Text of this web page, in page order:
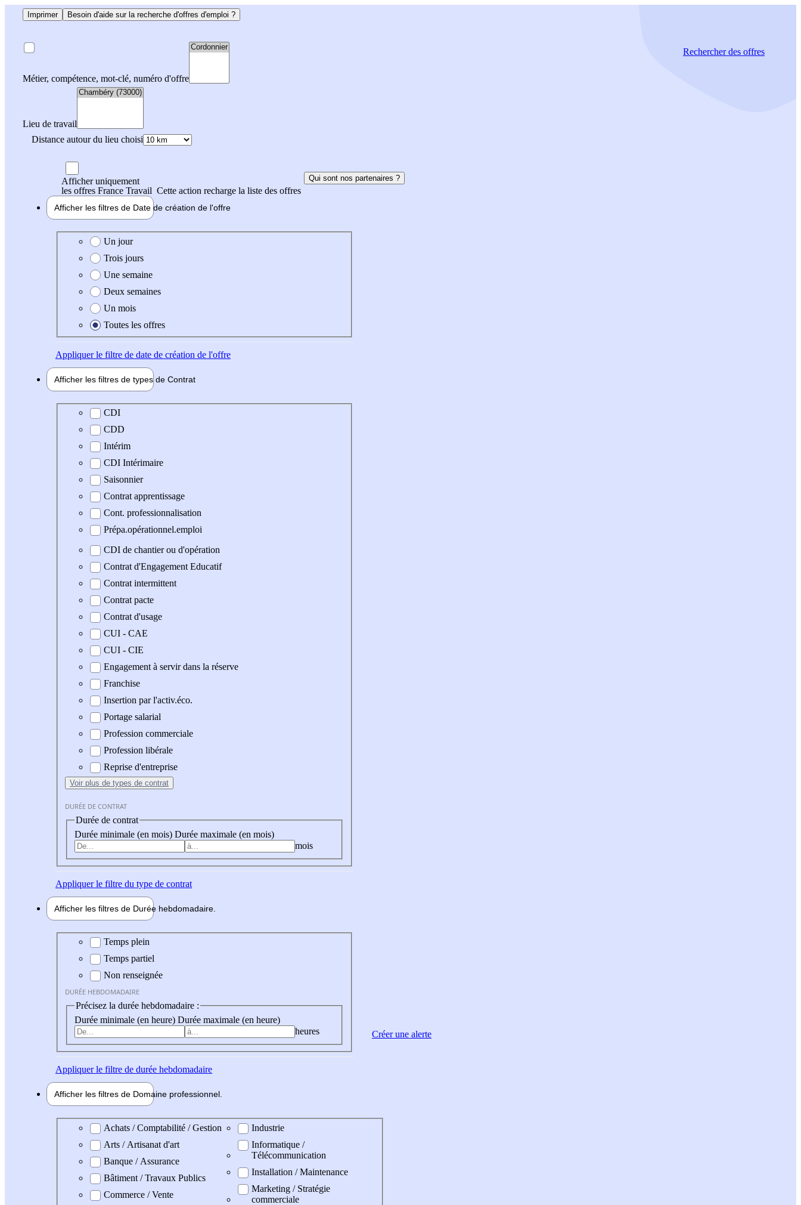
Imprimer Besoin d'aide sur la recherche d'offres d'emploi ?
Métier, compétence, mot-clé, numéro d'offre
Lieu de travail
Distance autour du lieu choisi
Rechercherdes offres
Afficher uniquement
les offres France Travail Cette action recharge la liste des offres
Qui sont nos partenaires ?
Afficher les filtres de Date de création de l'offre
Date de création de l'offre
Un jour
Trois jours
Une semaine
Deux semaines
Un mois
Toutes les offres
Appliquerle filtre de date de création de l'offre
Afficher les filtres de types de Contrat
Type de contrat
CDI
CDD
Intérim
CDI Intérimaire
Saisonnier
Contrat apprentissage
Cont. professionnalisation
Prépa.opérationnel.emploi
CDI de chantier ou d'opération
Contrat d'Engagement Educatif
Contrat intermittent
Contrat pacte
Contrat d'usage
CUI - CAE
CUI - CIE
Engagement à servir dans la réserve
Franchise
Insertion par l'activ.éco.
Portage salarial
Profession commerciale
Profession libérale
Reprise d'entreprise
Voir plus de types de contrat
DURÉE DE CONTRAT
Durée de contrat
Durée minimale (en mois) Durée maximale (en mois)
mois
Appliquerle filtre du type de contrat
Afficher les filtres de Durée hebdomadaire
Durée hebdomadaire
Temps plein
Temps partiel
Non renseignée
DURÉE HEBDOMADAIRE
Précisez la durée hebdomadaire :
Durée minimale (en heure) Durée maximale (en heure)
heures
Appliquerle filtre de durée hebdomadaire
Afficher les filtres de Domaine professionnel
Domaine professionel
Achats / Comptabilité / Gestion
Arts / Artisanat d'art
Banque / Assurance
Bâtiment / Travaux Publics
Commerce / Vente
Industrie
Informatique /
Télécommunication
Installation / Maintenance
Marketing / Stratégie
commerciale
Créer une alerte